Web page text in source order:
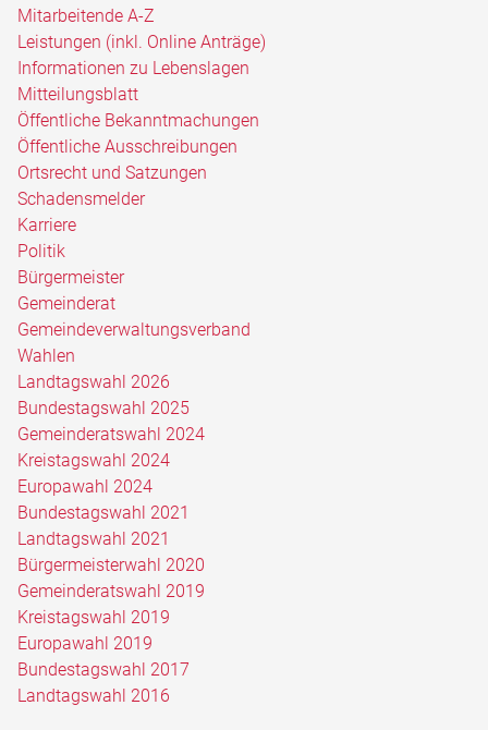
Mitarbeitende A-Z
Leistungen (inkl. Online Anträge)
Informationen zu Lebenslagen
Mitteilungsblatt
Öffentliche Bekanntmachungen
Öffentliche Ausschreibungen
Ortsrecht und Satzungen
Schadensmelder
Karriere
Politik
Bürgermeister
Gemeinderat
Gemeindeverwaltungsverband
Wahlen
Landtagswahl 2026
Bundestagswahl 2025
Gemeinderatswahl 2024
Kreistagswahl 2024
Europawahl 2024
Bundestagswahl 2021
Landtagswahl 2021
Bürgermeisterwahl 2020
Gemeinderatswahl 2019
Kreistagswahl 2019
Europawahl 2019
Bundestagswahl 2017
Landtagswahl 2016